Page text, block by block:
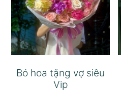
Bó hoa tặng vợ siêu
Vip